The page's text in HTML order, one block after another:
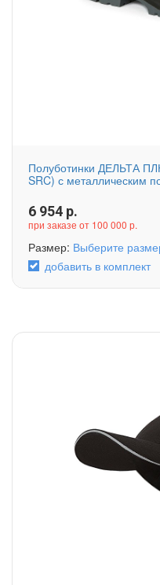
Полуботинки ДЕЛЬТА
SRC) с металлическим
6 954 р.
при заказе от 100 000 р.
Размер: Выберите
добавить в комплект